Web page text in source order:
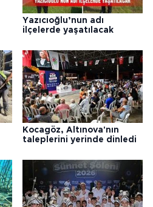
Yazıcıoğlu’nun adı
ilçelerde yaşatılacak
Kocagöz, Altınova'nın
taleplerini yerinde dinledi